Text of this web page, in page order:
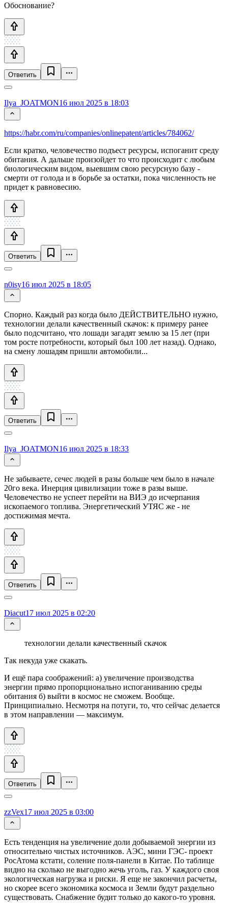
Обоснование?
Ответить
Ilya_JOATMON16 июл 2025 в 18:03
https://habr.com/ru/companies/onlinepatent/articles/784062/
Если кратко, человечество подъест ресурсы, испоганит среду
обитания. А дальше произойдет то что происходит с любым
биологическим видом, выевшим свою ресурсную базу -
смерти от голода и в борьбе за остатки, пока численность не
придет к равновесию.
Ответить
n0isy16 июл 2025 в 18:05
Спорно. Каждый раз когда было ДЕЙСТВИТЕЛЬНО нужно,
технологии делали качественный скачок: к примеру ранее
было подсчитано, что лошади загадят землю за 15 лет (при
том росте потребности, который был 100 лет назад). Однако,
на смену лошадям пришли автомобили...
Ответить
Ilya_JOATMON16 июл 2025 в 18:33
Не забываете, сечес людей в разы больше чем было в начале
20го века. Инерция цивилизации тоже в разы выше.
Человечество не успеет перейти на ВИЭ до исчерпания
ископаемого топлива. Энергетический УТЯС же - не
достижимая мечта.
Ответить
Diacut17 июл 2025 в 02:20
технологии делали качественный скачок
Так некуда уже скакать.
И ещё пара соображений: а) увеличение производства
энергии прямо пропорционально испоганиванию среды
обитания б) выйти в космос не сможем. Вообще.
Принципиально. Несмотря на потуги, то, что сейчас делается
в этом направлении — максимум.
Ответить
zzVex17 июл 2025 в 03:00
Есть тенденция на увеличение доли добываемой энергии из
относительно чистых источников. АЭС, мини ГЭС- проект
РосАтома кстати, соление поля-панели в Китае. По таблице
видно на сколько не выгодно жечь уголь, газ. У каждого своя
экологическая нагрузка и риски. Я еще не закончил расчеты,
но скорее всего экономика космоса и Земли будут раздельно
существовать. Снабжение будит только до какого-то уровня.